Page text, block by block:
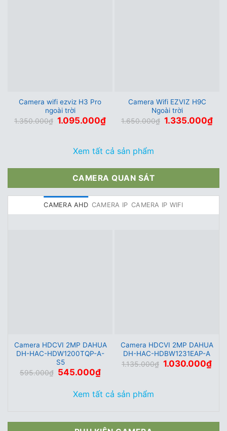
Camera wifi ezviz H3 Pro
ngoài trời
1.350.000₫ Giá
gốc
1.095.000₫Giá
1.095.000₫.
Camera Wifi EZVIZ H9C
Ngoài trời
1.650.000₫ Giá
gốc
1.335.000₫Giá
Xem tất cả sản phẩm
CAMERA QUAN SÁT
CAMERA AHD CAMERA IP CAMERA IP WIFI
Camera HDCVI 2MP DAHUA
DH-HAC-HDW1200TQP-A-
S5
595.000₫ Giá
gốc
595.000₫.
545.000₫Giá
là:
545.000₫.
Camera HDCVI 2MP DAHUA
DH-HAC-HDBW1231EAP-A
1.135.000₫ Giá
gốc
1.030.000₫Giá
Xem tất cả sản phẩm